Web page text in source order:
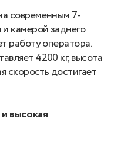
современным 7-
камерой заднего
работу оператора.
4200 кг, высота
скорость достигает
высокая